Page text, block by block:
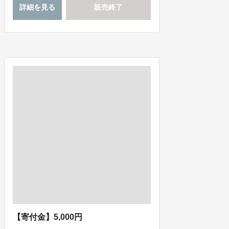
詳細を見る 販売終了
【寄付金】5,000円